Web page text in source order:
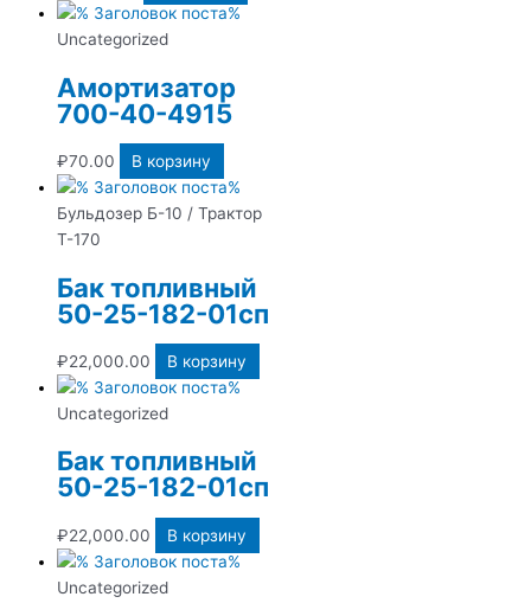
Uncategorized
Амортизатор
700-40-4915
₽70.00 В корзину
Бульдозер Б-10 / Трактор
Т-170
Бак топливный
50-25-182-01сп
₽22,000.00 В корзину
Uncategorized
Бак топливный
50-25-182-01сп
₽22,000.00 В корзину
Uncategorized